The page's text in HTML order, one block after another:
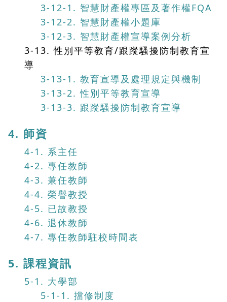
3-12-1. 智慧財產權專區及著作權FQA
3-12-2. 智慧財產權小題庫
3-12-3. 智慧財產權宣導案例分析
3-13. 性別平等教育/跟蹤騷擾防制教育宣
導
3-13-1. 教育宣導及處理規定與機制
3-13-2. 性別平等教育宣導
3-13-3. 跟蹤騷擾防制教育宣導
4. 師資
4-1. 系主任
4-2. 專任教師
4-3. 兼任教師
4-4. 榮譽教授
4-5. 已故教授
4-6. 退休教師
4-7. 專任教師駐校時間表
5. 課程資訊
5-1. 大學部
5-1-1. 擋修制度